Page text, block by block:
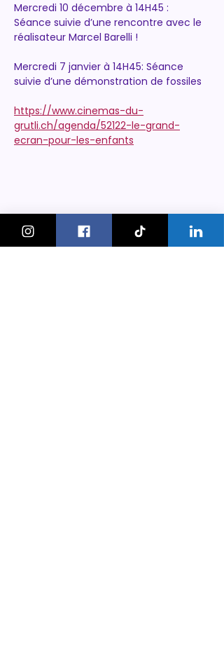
Mercredi 10 décembre à 14H45 :
Séance suivie d’une rencontre avec le
réalisateur Marcel Barelli !
Mercredi 7 janvier à 14H45: Séance
suivie d’une démonstration de fossiles
https://www.cinemas-du-
grutli.ch/agenda/52122-le-grand-
ecran-pour-les-enfants
KeskonfaitGVA